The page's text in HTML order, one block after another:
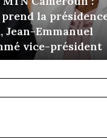
la présidence
Emmanuel
vice-président